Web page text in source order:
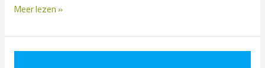
Microsoft
Meer lezen »